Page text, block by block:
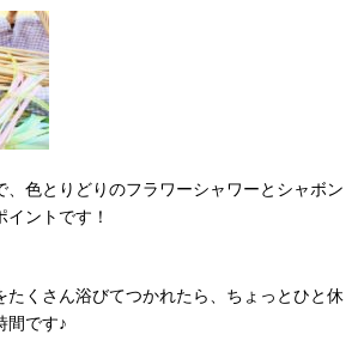
、色とりどりのフラワーシャワーとシャボン
ントです！
たくさん浴びてつかれたら、ちょっとひと休
間です♪